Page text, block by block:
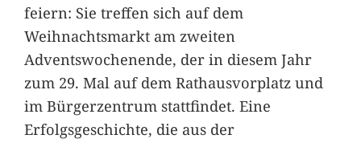
feiern: Sie treffen sich auf dem
Weihnachtsmarkt am zweiten
Adventswochenende, der in diesem Jahr
zum 29. Mal auf dem Rathausvorplatz und
im Bürgerzentrum stattfindet. Eine
Erfolgsgeschichte, die aus der